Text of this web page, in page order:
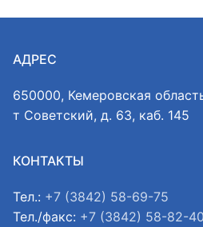
АДРЕС
650000, Кемеровская
т Советский, д. 63, каб. 145
КОНТАКТЫ
Тел.: +7 (3842) 58-69-75
Тел./факс: +7 (3842) 58-82-40